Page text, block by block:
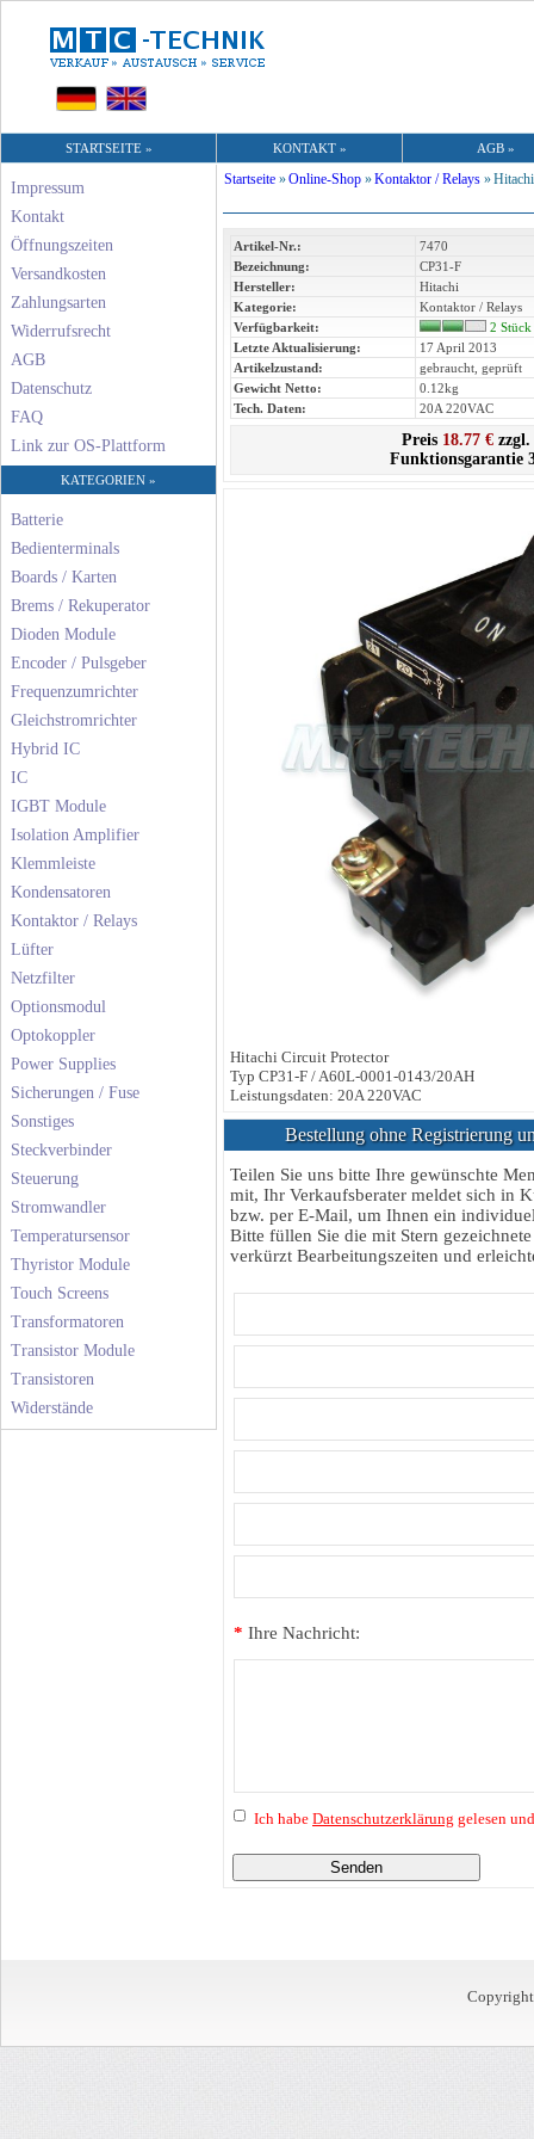
STARTSEITE » KONTAKT » AGB »
Impressum
Kontakt
Öffnungszeiten
Versandkosten
Zahlungsarten
Widerrufsrecht
AGB
Datenschutz
FAQ
Link zur OS-Plattform
KATEGORIEN »
Batterie
Bedienterminals
Boards / Karten
Brems / Rekuperator
Dioden Module
Encoder / Pulsgeber
Frequenzumrichter
Gleichstromrichter
Hybrid IC
IC
IGBT Module
Isolation Amplifier
Klemmleiste
Kondensatoren
Kontaktor / Relays
Lüfter
Netzfilter
Optionsmodul
Optokoppler
Power Supplies
Sicherungen / Fuse
Sonstiges
Steckverbinder
Steuerung
Stromwandler
Temperatursensor
Thyristor Module
Touch Screens
Transformatoren
Transistor Module
Transistoren
Widerstände
Startseite »Online-Shop »Kontaktor / Relays »
Artikel-Nr.:
7470
Bezeichnung:
CP31-F
Hersteller:
Hitachi
Kategorie:
Kontaktor / Relays
Verfügbarkeit:
2
Letzte Aktualisierung:
17 April 2013
Artikelzustand:
gebraucht, geprüft
Gewicht Netto:
0.12kg
Tech. Daten:
20A 220VAC
Preis 18.77 €zzgl.
Funktionsgarantie
Hitachi Circuit Protector
Typ CP31-F / A60L-0001-0143/20AH
Leistungsdaten: 20A 220VAC
Bestellung ohne Registrierung
Teilen Sie uns bitte Ihre gewünschte
mit, Ihr Verkaufsberater meldet sich in
bzw. per E-Mail, um Ihnen ein
Bitte füllen Sie die mit Stern
verkürzt Bearbeitungszeiten und
* Ihre Nachricht:
Ich habe Datenschutzerklärung gelesen
Senden